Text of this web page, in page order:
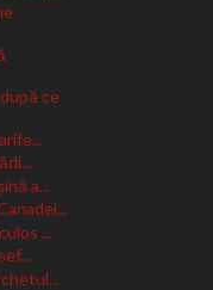
ce
a...
...